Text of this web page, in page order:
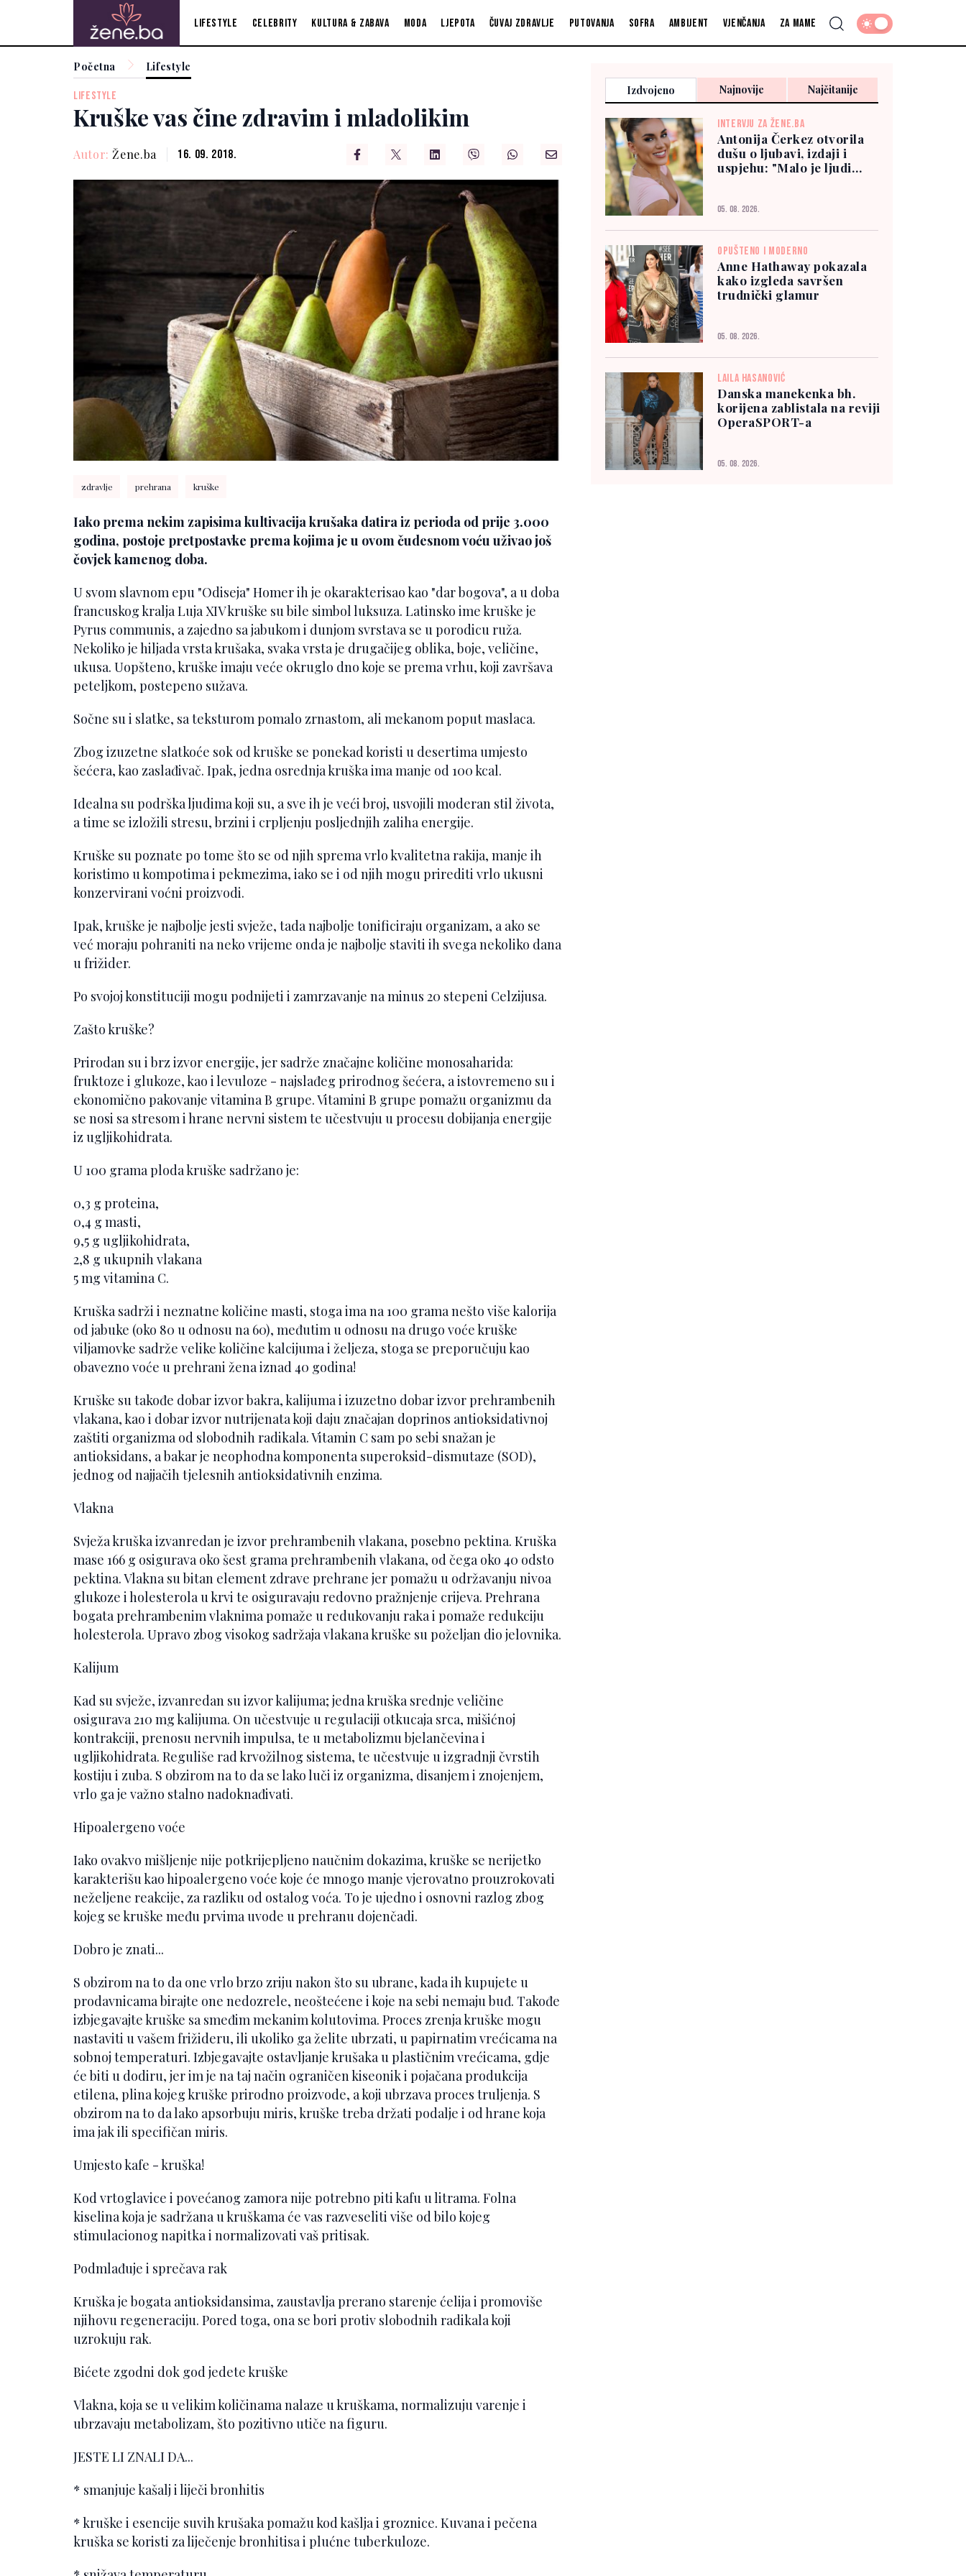
Lifestyle Celebrity Kultura & zabava Moda Ljepota Čuvaj zdravlje Putovanja Sofra Ambijent Vjenčanja Za mame
Početna Lifestyle
LIFESTYLE
Kruške vas čine zdravim i mladolikim
Autor: Žene.ba 16. 09. 2018.
zdravlje prehrana kruške
Iako prema nekim zapisima kultivacija krušaka datira iz perioda od prije 3.000
godina, postoje pretpostavke prema kojima je u ovom čudesnom voću uživao još
čovjek kamenog doba.
U svom slavnom epu "Odiseja" Homer ih je okarakterisao kao "dar bogova", a u doba
francuskog kralja Luja XIV kruške su bile simbol luksuza. Latinsko ime kruške je
Pyrus communis, a zajedno sa jabukom i dunjom svrstava se u porodicu ruža.
Nekoliko je hiljada vrsta krušaka, svaka vrsta je drugačijeg oblika, boje, veličine,
ukusa. Uopšteno, kruške imaju veće okruglo dno koje se prema vrhu, koji završava
peteljkom, postepeno sužava.
Sočne su i slatke, sa teksturom pomalo zrnastom, ali mekanom poput maslaca.
Zbog izuzetne slatkoće sok od kruške se ponekad koristi u desertima umjesto
šećera, kao zaslađivač. Ipak, jedna osrednja kruška ima manje od 100 kcal.
Idealna su podrška ljudima koji su, a sve ih je veći broj, usvojili moderan stil života,
a time se izložili stresu, brzini i crpljenju posljednjih zaliha energije.
Kruške su poznate po tome što se od njih sprema vrlo kvalitetna rakija, manje ih
koristimo u kompotima i pekmezima, iako se i od njih mogu prirediti vrlo ukusni
konzervirani voćni proizvodi.
Ipak, kruške je najbolje jesti svježe, tada najbolje tonificiraju organizam, a ako se
već moraju pohraniti na neko vrijeme onda je najbolje staviti ih svega nekoliko dana
u frižider.
Po svojoj konstituciji mogu podnijeti i zamrzavanje na minus 20 stepeni Celzijusa.
Zašto kruške?
Prirodan su i brz izvor energije, jer sadrže značajne količine monosaharida:
fruktoze i glukoze, kao i levuloze - najslađeg prirodnog šećera, a istovremeno su i
ekonomično pakovanje vitamina B grupe. Vitamini B grupe pomažu organizmu da
se nosi sa stresom i hrane nervni sistem te učestvuju u procesu dobijanja energije
iz ugljikohidrata.
U 100 grama ploda kruške sadržano je:
0,3 g proteina,
0,4 g masti,
9,5 g ugljikohidrata,
2,8 g ukupnih vlakana
5 mg vitamina C.
Kruška sadrži i neznatne količine masti, stoga ima na 100 grama nešto više kalorija
od jabuke (oko 80 u odnosu na 60), međutim u odnosu na drugo voće kruške
viljamovke sadrže velike količine kalcijuma i željeza, stoga se preporučuju kao
obavezno voće u prehrani žena iznad 40 godina!
Kruške su takođe dobar izvor bakra, kalijuma i izuzetno dobar izvor prehrambenih
vlakana, kao i dobar izvor nutrijenata koji daju značajan doprinos antioksidativnoj
zaštiti organizma od slobodnih radikala. Vitamin C sam po sebi snažan je
antioksidans, a bakar je neophodna komponenta superoksid-dismutaze (SOD),
jednog od najjačih tjelesnih antioksidativnih enzima.
Vlakna
Svježa kruška izvanredan je izvor prehrambenih vlakana, posebno pektina. Kruška
mase 166 g osigurava oko šest grama prehrambenih vlakana, od čega oko 40 odsto
pektina. Vlakna su bitan element zdrave prehrane jer pomažu u održavanju nivoa
glukoze i holesterola u krvi te osiguravaju redovno pražnjenje crijeva. Prehrana
bogata prehrambenim vlaknima pomaže u redukovanju raka i pomaže redukciju
holesterola. Upravo zbog visokog sadržaja vlakana kruške su poželjan dio jelovnika.
Kalijum
Kad su svježe, izvanredan su izvor kalijuma; jedna kruška srednje veličine
osigurava 210 mg kalijuma. On učestvuje u regulaciji otkucaja srca, mišićnoj
kontrakciji, prenosu nervnih impulsa, te u metabolizmu bjelančevina i
ugljikohidrata. Reguliše rad krvožilnog sistema, te učestvuje u izgradnji čvrstih
kostiju i zuba. S obzirom na to da se lako luči iz organizma, disanjem i znojenjem,
vrlo ga je važno stalno nadoknađivati.
Hipoalergeno voće
Iako ovakvo mišljenje nije potkrijepljeno naučnim dokazima, kruške se nerijetko
karakterišu kao hipoalergeno voće koje će mnogo manje vjerovatno prouzrokovati
neželjene reakcije, za razliku od ostalog voća. To je ujedno i osnovni razlog zbog
kojeg se kruške među prvima uvode u prehranu dojenčadi.
Dobro je znati...
S obzirom na to da one vrlo brzo zriju nakon što su ubrane, kada ih kupujete u
prodavnicama birajte one nedozrele, neoštećene i koje na sebi nemaju buđ. Takođe
izbjegavajte kruške sa smeđim mekanim kolutovima. Proces zrenja kruške mogu
nastaviti u vašem frižideru, ili ukoliko ga želite ubrzati, u papirnatim vrećicama na
sobnoj temperaturi. Izbjegavajte ostavljanje krušaka u plastičnim vrećicama, gdje
će biti u dodiru, jer im je na taj način ograničen kiseonik i pojačana produkcija
etilena, plina kojeg kruške prirodno proizvode, a koji ubrzava proces truljenja. S
obzirom na to da lako apsorbuju miris, kruške treba držati podalje i od hrane koja
ima jak ili specifičan miris.
Umjesto kafe - kruška!
Kod vrtoglavice i povećanog zamora nije potrebno piti kafu u litrama. Folna
kiselina koja je sadržana u kruškama će vas razveseliti više od bilo kojeg
stimulacionog napitka i normalizovati vaš pritisak.
Podmlađuje i sprečava rak
Kruška je bogata antioksidansima, zaustavlja prerano starenje ćelija i promoviše
njihovu regeneraciju. Pored toga, ona se bori protiv slobodnih radikala koji
uzrokuju rak.
Bićete zgodni dok god jedete kruške
Vlakna, koja se u velikim količinama nalaze u kruškama, normalizuju varenje i
ubrzavaju metabolizam, što pozitivno utiče na figuru.
JESTE LI ZNALI DA...
* smanjuje kašalj i liječi bronhitis
* kruške i esencije suvih krušaka pomažu kod kašlja i groznice. Kuvana i pečena
kruška se koristi za liječenje bronhitisa i plućne tuberkuloze.
Izdvojeno Najnovije Najčitanije
INTERVJU ZA ŽENE.BA
Antonija Čerkez otvorila
dušu o ljubavi, izdaji i
uspjehu: "Malo je ljudi
05. 08. 2026.
OPUŠTENO I MODERNO
Anne Hathaway pokazala
kako izgleda savršen
trudnički glamur
05. 08. 2026.
LAILA HASANOVIĆ
Danska manekenka bh.
korijena zablistala na reviji
OperaSPORT-a
05. 08. 2026.